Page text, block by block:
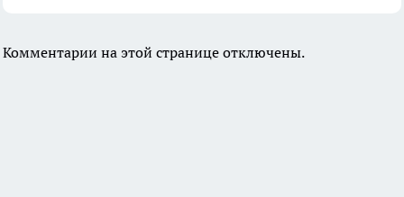
Комментарии на этой странице отключены.